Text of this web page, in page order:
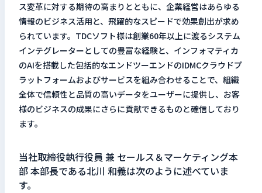
ス変革に対する期待の高まりとともに、企業経営はあらゆる
情報のビジネス活用と、飛躍的なスピードで効果創出が求め
られています。TDCソフト様は創業60年以上に渡るシステム
インテグレーターとしての豊富な経験と、インフォマティカ
のAIを搭載した包括的なエンドツーエンドのIDMCクラウドプ
ラットフォームおよびサービスを組み合わせることで、組織
全体で信頼性と品質の高いデータをユーザーに提供し、お客
様のビジネスの成果にさらに貢献できるものと確信しており
ます。
当社取締役執行役員 兼 セールス＆マーケティング本
部 本部長である北川 和義は次のように述べていま
す。